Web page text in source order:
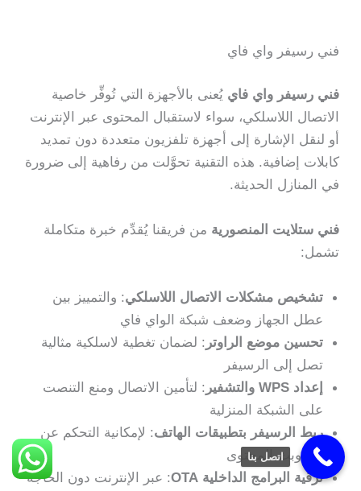
فني رسيفر واي فاي
فني رسيفر واي فاي يُعنى بالأجهزة التي تُوفِّر خاصية
الاتصال اللاسلكي، سواء لاستقبال المحتوى عبر الإنترنت
أو لنقل الإشارة إلى أجهزة تلفزيون متعددة دون تمديد
كابلات إضافية. هذه التقنية تحوَّلت من رفاهية إلى ضرورة
في المنازل الحديثة.
فني ستلايت المنصورية من فريقنا يُقدِّم خبرة متكاملة
تشمل:
تشخيص مشكلات الاتصال اللاسلكي: والتمييز بين
عطل الجهاز وضعف شبكة الواي فاي
تحسين موضع الراوتر : لضمان تغطية لاسلكية مثالية
تصل إلى الرسيفر
إعداد WPS والتشفير
: لتأمين الاتصال ومنع التنصت
على الشبكة المنزلية
ربط الرسيفر بتطبيقات الهاتف: لإمكانية التحكم عن
بُعد وبث المحتوى
ترقية البرامج الداخلية OTA
: عبر الإنترنت دون الحاجة
اتصل بنا